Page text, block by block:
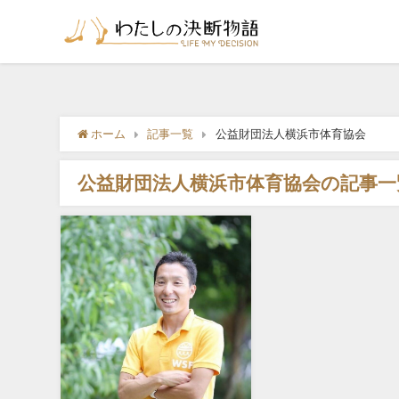
ホーム 記事一覧 公益財団法人横浜市体育協会
公益財団法人横浜市体育協会の記事